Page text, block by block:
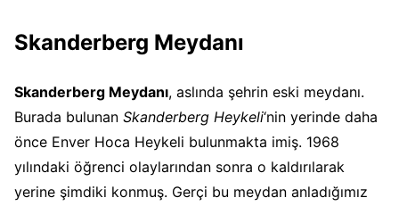
Skanderberg Meydanı
Skanderberg Meydanı, aslında şehrin eski meydanı.
Burada bulunan Skanderberg Heykeli‘nin yerinde daha
önce Enver Hoca Heykeli bulunmakta imiş. 1968
yılındaki öğrenci olaylarından sonra o kaldırılarak
yerine şimdiki konmuş. Gerçi bu meydan anladığımız